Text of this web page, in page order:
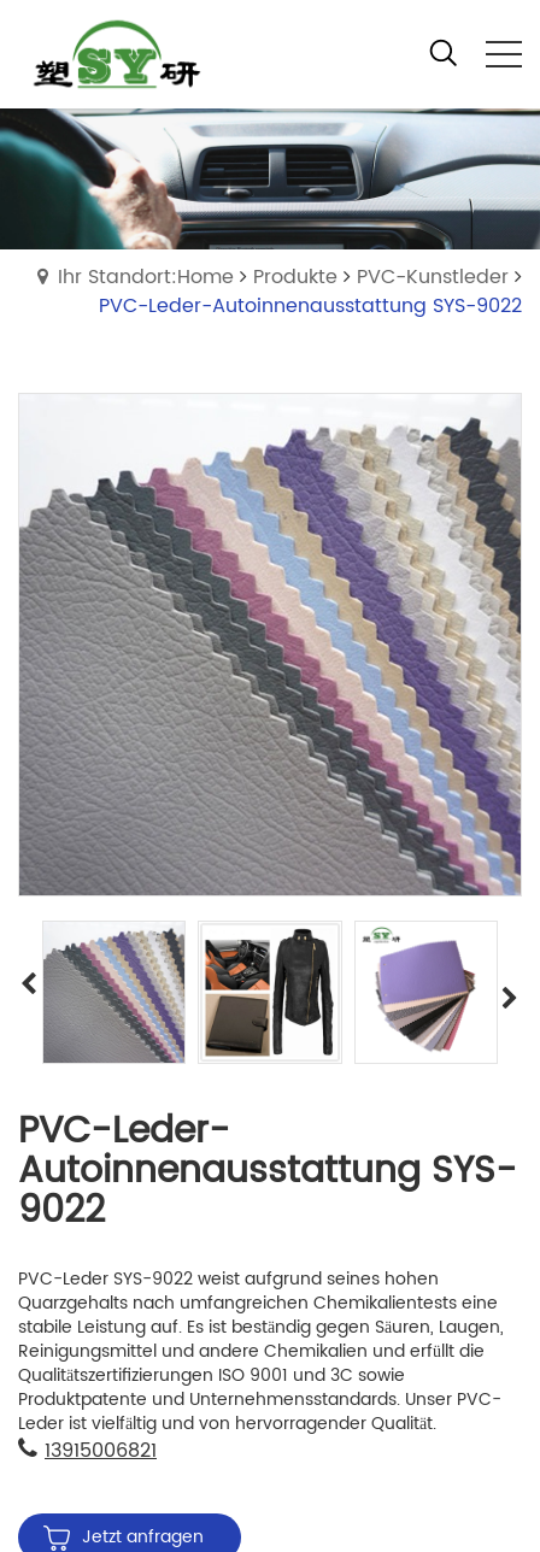
Ihr Standort:Home Produkte
PVC-Kunstleder
PVC-Leder-Autoinnenausstattung SYS-9022
PVC-Leder-
Autoinnenausstattung SYS-
9022
PVC-Leder SYS-9022 weist aufgrund seines hohen
Quarzgehalts nach umfangreichen Chemikalientests eine
stabile Leistung auf. Es ist beständig gegen Säuren, Laugen,
Reinigungsmittel und andere Chemikalien und erfüllt die
Qualitätszertifizierungen ISO 9001 und 3C sowie
Produktpatente und Unternehmensstandards. Unser PVC-
Leder ist vielfältig und von hervorragender Qualität.
13915006821
Jetzt anfragen